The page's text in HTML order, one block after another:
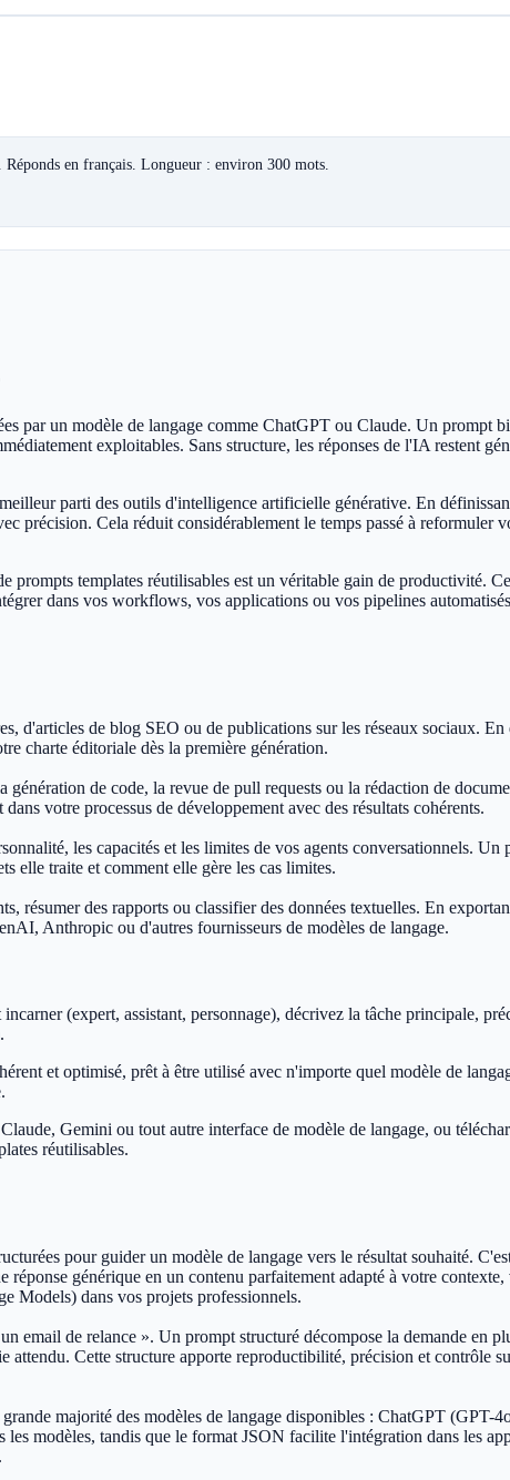
en français. Longueur : environ 300 mots.
par un modèle de langage comme ChatGPT ou Claude. Un prompt
exploitables. Sans structure, les réponses de l'IA restent
parti des outils d'intelligence artificielle générative. En
précision. Cela réduit considérablement le temps passé à reformuler
prompts templates réutilisables est un véritable gain de productivité.
dans vos workflows, vos applications ou vos pipelines
d'articles de blog SEO ou de publications sur les réseaux sociaux.
charte éditoriale dès la première génération.
de code, la revue de pull requests ou la rédaction de
votre processus de développement avec des résultats cohérents.
les capacités et les limites de vos agents conversationnels.
elle traite et comment elle gère les cas limites.
résumer des rapports ou classifier des données textuelles. En
Anthropic ou d'autres fournisseurs de modèles de langage.
(expert, assistant, personnage), décrivez la tâche principale,
et optimisé, prêt à être utilisé avec n'importe quel modèle de
Gemini ou tout autre interface de modèle de langage, ou
réutilisables.
pour guider un modèle de langage vers le résultat souhaité.
générique en un contenu parfaitement adapté à votre
Models) dans vos projets professionnels.
email de relance ». Un prompt structuré décompose la demande en
attendu. Cette structure apporte reproductibilité, précision et contrôle
majorité des modèles de langage disponibles : ChatGPT
modèles, tandis que le format JSON facilite l'intégration dans les